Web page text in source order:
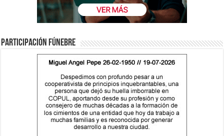
Participación fúnebre